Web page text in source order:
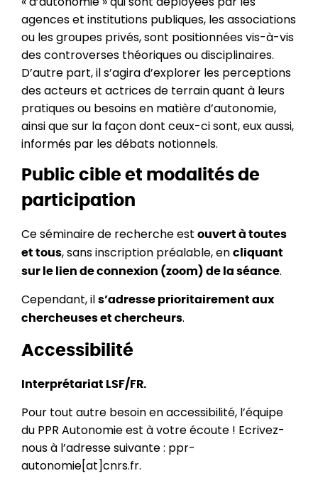
agences et institutions publiques, les associations
ou les groupes privés, sont positionnées vis-à-vis
des controverses théoriques ou disciplinaires.
D’autre part, il s’agira d’explorer les perceptions
des acteurs et actrices de terrain quant à leurs
pratiques ou besoins en matière d’autonomie,
ainsi que sur la façon dont ceux-ci sont, eux aussi,
informés par les débats notionnels.
Public cible et modalités de
participation
Ce séminaire de recherche est ouvert à toutes
et tous, sans inscription préalable, en cliquant
sur le lien de connexion (zoom) de la séance.
Cependant, il s’adresse prioritairement aux
chercheuses et chercheurs.
Accessibilité
Interprétariat LSF/FR.
Pour tout autre besoin en accessibilité, l’équipe
du PPR Autonomie est à votre écoute ! Ecrivez-
nous à l’adresse suivante : ppr-
autonomie[at]cnrs.fr.